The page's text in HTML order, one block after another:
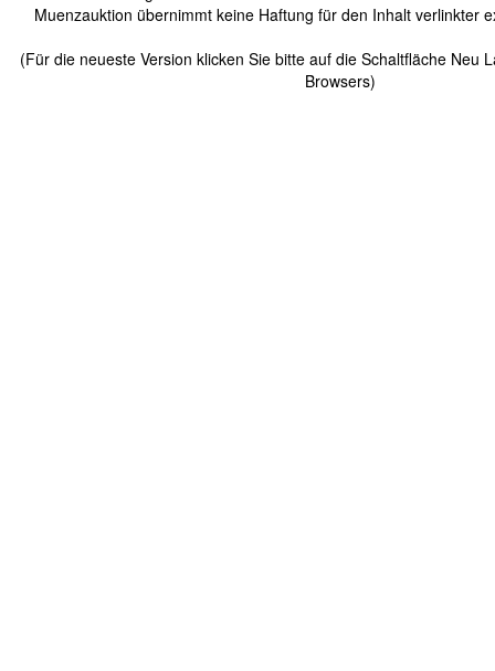
Muenzauktion übernimmt keine Haftung für den Inhalt verlinkter
(Für die neueste Version klicken Sie bitte auf die Schaltfläche Neu
Browsers)